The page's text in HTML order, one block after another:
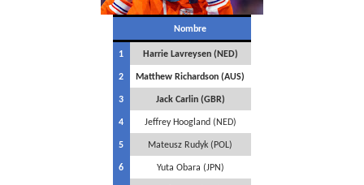
Nombre
1 Harrie Lavreysen (NED)
2 Matthew Richardson (AUS)
3 Jack Carlin (GBR)
4 Jeffrey Hoogland (NED)
5 Mateusz Rudyk (POL)
6 Yuta Obara (JPN)